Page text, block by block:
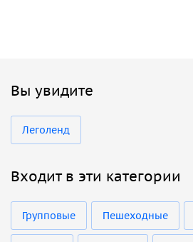
Вы увидите
Леголенд
Входит в эти категории
Групповые Пешеходные